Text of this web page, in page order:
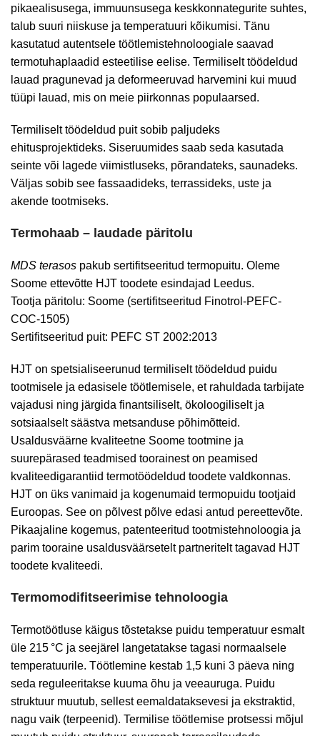
pikaealisusega, immuunsusega keskkonnategurite suhtes,
talub suuri niiskuse ja temperatuuri kõikumisi. Tänu
kasutatud autentsele töötlemistehnoloogiale saavad
termotuhaplaadid esteetilise eelise. Termiliselt töödeldud
lauad pragunevad ja deformeeruvad harvemini kui muud
tüüpi lauad, mis on meie piirkonnas populaarsed.
Termiliselt töödeldud puit sobib paljudeks
ehitusprojektideks. Siseruumides saab seda kasutada
seinte või lagede viimistluseks, põrandateks, saunadeks.
Väljas sobib see fassaadideks, terrassideks, uste ja
akende tootmiseks.
Termohaab – laudade päritolu
MDS terasos pakub sertifitseeritud termopuitu. Oleme
Soome ettevõtte HJT toodete esindajad Leedus.
Tootja päritolu: Soome (sertifitseeritud Finotrol-PEFC-
COC-1505)
Sertifitseeritud puit: PEFC ST 2002:2013
HJT on spetsialiseerunud termiliselt töödeldud puidu
tootmisele ja edasisele töötlemisele, et rahuldada tarbijate
vajadusi ning järgida finantsiliselt, ökoloogiliselt ja
sotsiaalselt säästva metsanduse põhimõtteid.
Usaldusväärne kvaliteetne Soome tootmine ja
suurepärased teadmised toorainest on peamised
kvaliteedigarantiid termotöödeldud toodete valdkonnas.
HJT on üks vanimaid ja kogenumaid termopuidu tootjaid
Euroopas. See on põlvest põlve edasi antud pereettevõte.
Pikaajaline kogemus, patenteeritud tootmistehnoloogia ja
parim tooraine usaldusväärsetelt partneritelt tagavad HJT
toodete kvaliteedi.
Termomodifitseerimise tehnoloogia
Termotöötluse käigus tõstetakse puidu temperatuur esmalt
üle 215 °C ja seejärel langetatakse tagasi normaalsele
temperatuurile. Töötlemine kestab 1,5 kuni 3 päeva ning
seda reguleeritakse kuuma õhu ja veeauruga. Puidu
struktuur muutub, sellest eemaldataksevesi ja ekstraktid,
nagu vaik (terpeenid). Termilise töötlemise protsessi mõjul